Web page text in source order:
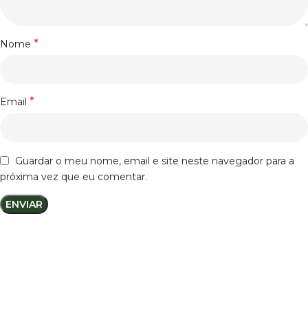
Nome *
Email *
Guardar o meu nome, email e site neste navegador para a
próxima vez que eu comentar.